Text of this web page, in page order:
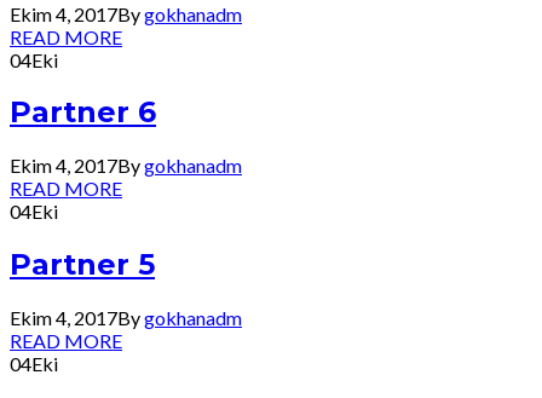
Ekim 4, 2017Bygokhanadm
READ MORE
04Eki
Partner 6
Ekim 4, 2017Bygokhanadm
READ MORE
04Eki
Partner 5
Ekim 4, 2017Bygokhanadm
READ MORE
04Eki